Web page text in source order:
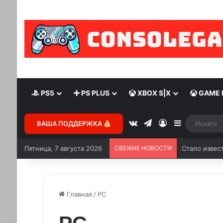
PS5 PS PLUS XBOX S|X GAME
ВАША ПОДДЕРЖКА vk.comTelegram
ВойтиSidebar
Пятница, 7 августа 2026 СВЕЖИЕ НОВОСТИ
Главная / PC